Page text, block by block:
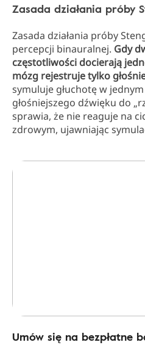
Zasada działania próby
Zasada działania próby
percepcji binauralnej. Gdy
częstotliwości docierają
mózg rejestruje tylko
symuluje głuchotę w
głośniejszego dźwięku do
sprawia, że nie reaguje na
zdrowym, ujawniając
Umów się na bezpłatne